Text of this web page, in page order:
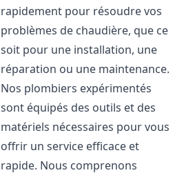
rapidement pour résoudre vos
problèmes de chaudière, que ce
soit pour une installation, une
réparation ou une maintenance.
Nos plombiers expérimentés
sont équipés des outils et des
matériels nécessaires pour vous
offrir un service efficace et
rapide. Nous comprenons